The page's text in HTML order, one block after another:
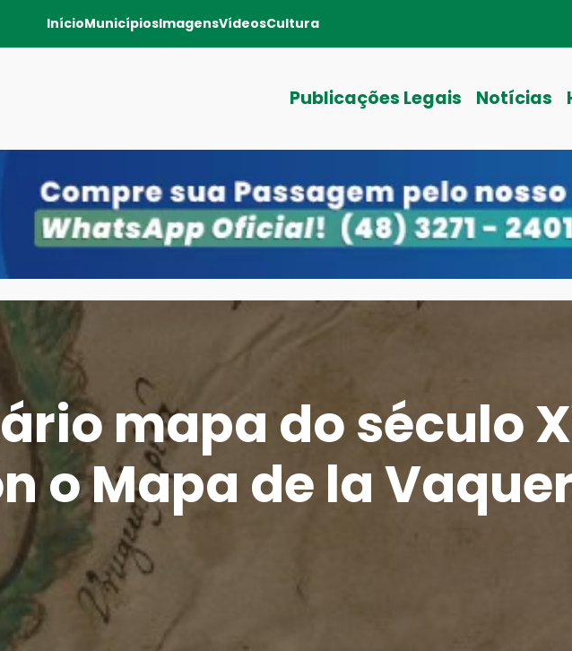
InícioMunicípiosImagensVídeosCultura
Publicações Legais Notícias
mapa do século
o Mapa de la